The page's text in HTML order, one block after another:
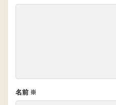
名前 ※